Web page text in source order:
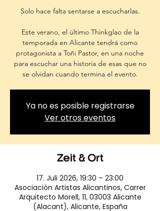
Solo hace falta sentarse a escucharlas.
Este verano, el último Thinkglao de la
temporada en Alicante tendrá como
protagonista a Toñi Pastor, en una noche
para escuchar una historia de esas que no
se olvidan cuando termina el evento.
Ya no es posible registrarse
Ver otros eventos
Zeit & Ort
17. Juli 2026, 19:30 – 23:00
Asociación Artistas Alicantinos, Carrer
Arquitecto Morell, 11, 03003 Alicante
(Alacant), Alicante, España